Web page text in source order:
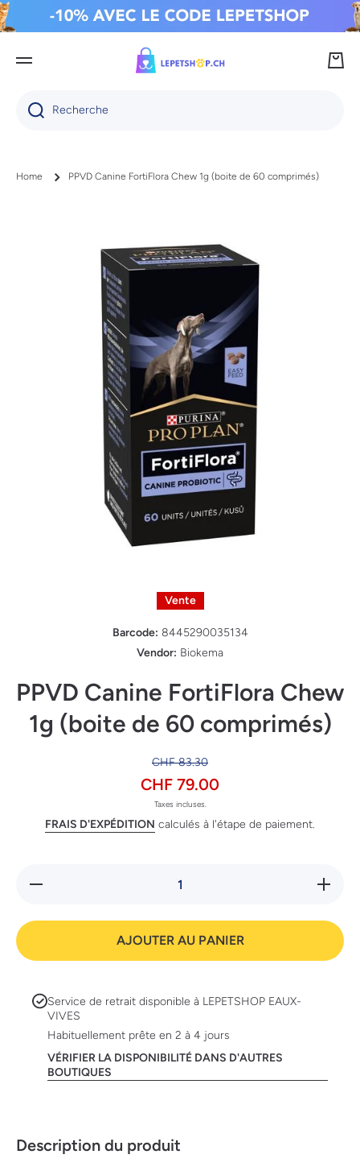
IGNORER ET PASSER AU CONTENU
Recherche
Home PPVD Canine FortiFlora Chew 1g (boite de 60 comprimés)
Vente
Barcode: 8445290035134
Vendor: Biokema
PPVD Canine FortiFlora Chew
1g (boite de 60 comprimés)
CHF 83.30
CHF 79.00
Taxes incluses.
FRAIS D'EXPÉDITION calculés à l'étape de paiement.
Réduire la
la
Chew
(boite de
AJOUTER AU PANIER
Service de retrait disponible à LEPETSHOP EAUX-
VIVES
Habituellement prête en 2 à 4 jours
VÉRIFIER LA DISPONIBILITÉ DANS D'AUTRES
BOUTIQUES
Description du produit